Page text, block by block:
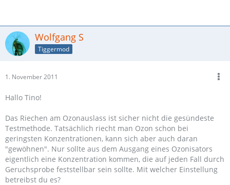
Wolfgang S
Tiggermod
1. November 2011
Hallo Tino!
Das Riechen am Ozonauslass ist sicher nicht die gesündeste
Testmethode. Tatsächlich riecht man Ozon schon bei
geringsten Konzentrationen, kann sich aber auch daran
"gewöhnen". Nur sollte aus dem Ausgang eines Ozonisators
eigentlich eine Konzentration kommen, die auf jeden Fall durch
Geruchsprobe feststellbar sein sollte. Mit welcher Einstellung
betreibst du es?